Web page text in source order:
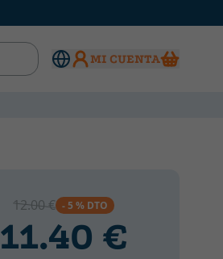
MI CUENTA
12.00 € - 5 % DTO
11.40 €